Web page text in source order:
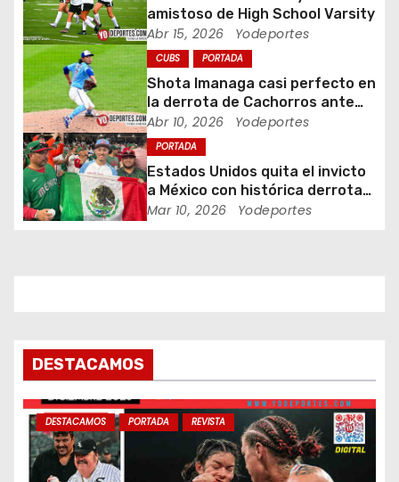
n
d
e
e
n
t
a
s
amistoso de High School Varsity
Abr 15, 2026 Yodeportes
CUBS PORTADA
Shota Imanaga casi perfecto en
la derrota de Cachorros ante
Piratas
Abr 10, 2026 Yodeportes
PORTADA
Estados Unidos quita el invicto
a México con histórica derrota
en Clásico Mundial de Béisbol
Mar 10, 2026 Yodeportes
DESTACAMOS
DESTACAMOS PORTADA REVISTA